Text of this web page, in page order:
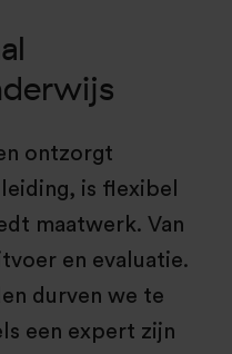
ontzorgt
is flexibel
maatwerk. Van
en evaluatie.
durven we te
een expert zijn